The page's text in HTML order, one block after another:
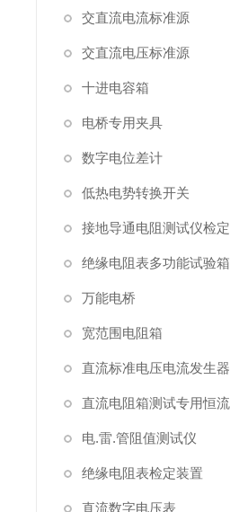
交直流电流标准源
交直流电压标准源
十进电容箱
电桥专用夹具
数字电位差计
低热电势转换开关
绝缘电阻表多功能试验箱
万能电桥
宽范围电阻箱
直流标准电压电流发生器
电.雷.管阻值测试仪
绝缘电阻表检定装置
直流数字电压表